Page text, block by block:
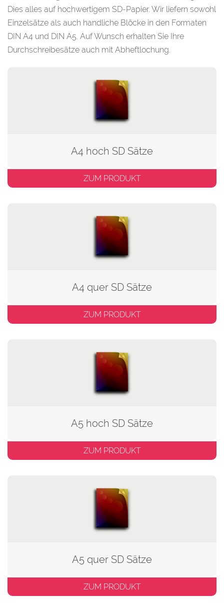
Dies alles auf hochwertigem SD-Papier. Wir liefern sowohl
Einzelsätze als auch handliche Blöcke in den Formaten
DIN A4 und DIN A5. Auf Wunsch erhalten Sie Ihre
Durchschreibesätze auch mit Abheftlochung.
A4 hoch SD Sätze
ZUM PRODUKT
A4 quer SD Sätze
ZUM PRODUKT
A5 hoch SD Sätze
ZUM PRODUKT
A5 quer SD Sätze
ZUM PRODUKT